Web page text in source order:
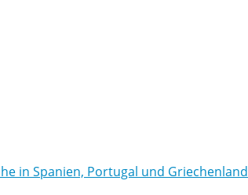
in Spanien, Portugal und Griechenland